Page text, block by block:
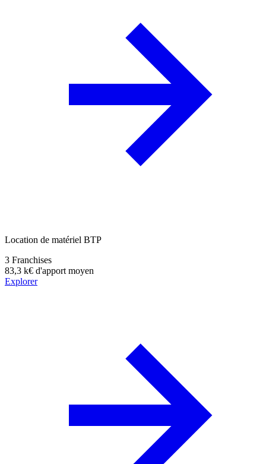
Location de matériel BTP
3 Franchises
83,3 k€ d'apport moyen
Explorer